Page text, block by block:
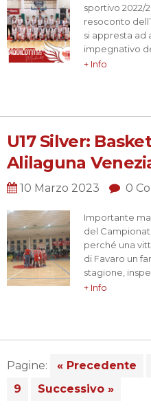
sportivo 2022/
resoconto
si appresta ad
impegnativo
anno del dopo
quantità e la
+ Info
U17 Silver:
Alilaguna
10 Marzo 2023 0
Importante
del
perché una
di Favaro un
stagione,
questo
Rodari ospite
+ Info
Pagine: « Precedente
9
Successivo »